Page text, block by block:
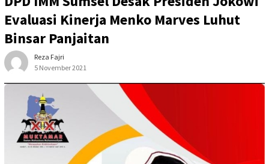
Evaluasi Kinerja Menko Marves Luhut
Binsar Panjaitan
Reza Fajri
5 November 2021